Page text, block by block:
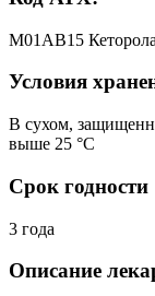
M01AB15
Условия
В сухом,
выше 25 °C
Срок годности
3 года
Описание